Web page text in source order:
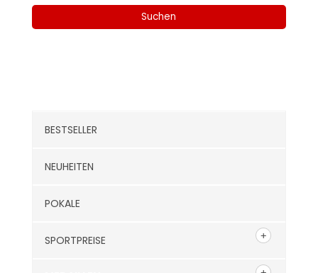
Suchen
BESTSELLER
NEUHEITEN
POKALE
SPORTPREISE